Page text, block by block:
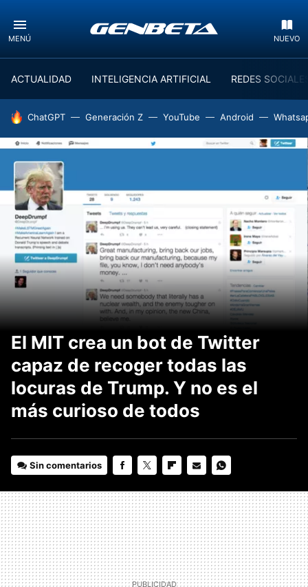
MENÚ NUEVO
ACTUALIDAD INTELIGENCIA ARTIFICIAL REDES
HOY SE HABLA DE
ChatGPT Generación Z YouTube Android
El MIT crea un bot de Twitter
capaz de recoger todas las
locuras de Trump. Y no es el
más curioso de todos
Sin comentarios
MAIL